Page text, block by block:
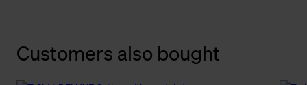
Customers also bought